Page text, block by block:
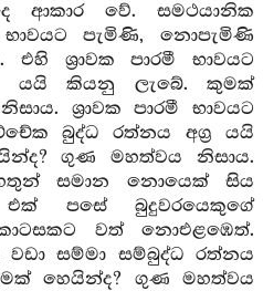
ආකාර වේ. සමථයානික
භාවයට පැමිණි, නොපැමිණි
ශ්‍රාවක පාරමී භාවයට
යයි කියනු ලැබේ. කුමක්
ශ්‍රාවක පාරමී භාවයට
බුද්ධ රත්නය අග්‍ර යයි
ගුණ මහත්වය නිසාය.
සමාන නොයෙක් සිය
පසේ බුදුවරයෙකුගේ
වත් නොඑළඹෙත්.
සම්මා සම්බුද්ධ රත්නය
හෙයින්ද? ගුණ මහත්වය